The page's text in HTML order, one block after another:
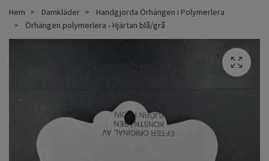
Hem Damkläder
Handgjorda Örhängen i Polymerlera
Örhängen polymerlera - Hjärtan blå/grå